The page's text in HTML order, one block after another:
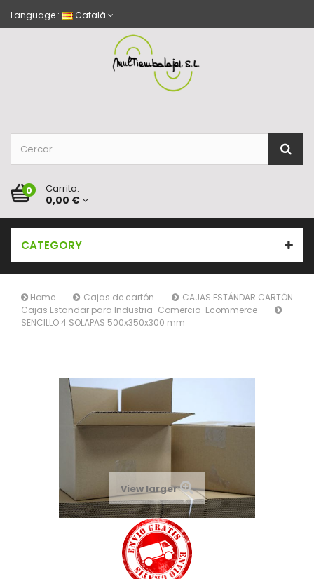
Language : Català
0 Carrito:
0,00 €
CATEGORY
Home
Cajas de cartón
Cajas Estandar para Industria-Comercio-Ecommerce
CAJAS ESTÁNDAR CARTÓN
SENCILLO 4 SOLAPAS 500x350x300 mm
View larger